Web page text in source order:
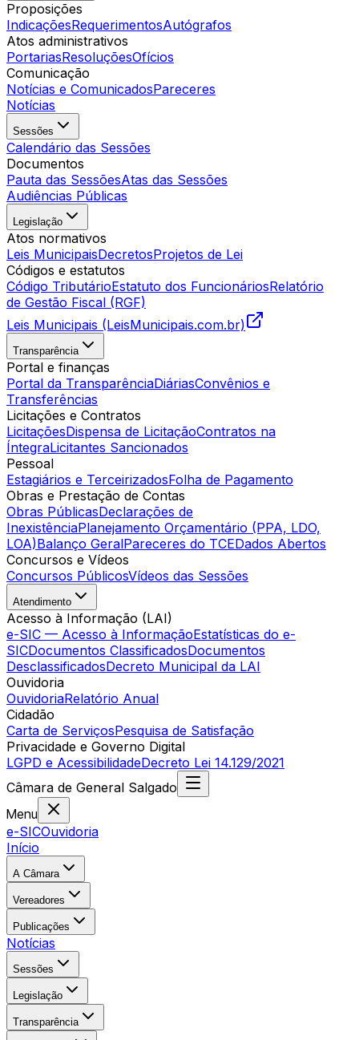
Proposições
IndicaçõesRequerimentosAutógrafos
Atos administrativos
PortariasResoluçõesOfícios
Comunicação
Notícias e ComunicadosPareceres
Notícias
Sessões
Calendário das Sessões
Documentos
Pauta das SessõesAtas das Sessões
Audiências Públicas
Legislação
Atos normativos
Leis MunicipaisDecretosProjetos de Lei
Códigos e estatutos
Código TributárioEstatuto dos FuncionáriosRelatório
de Gestão Fiscal (RGF)
Leis Municipais (LeisMunicipais.com.br)
Transparência
Portal e finanças
Portal da TransparênciaDiáriasConvênios e
Transferências
Licitações e Contratos
LicitaçõesDispensa de LicitaçãoContratos na
ÍntegraLicitantes Sancionados
Pessoal
Estagiários e TerceirizadosFolha de Pagamento
Obras e Prestação de Contas
Obras PúblicasDeclarações de
InexistênciaPlanejamento Orçamentário (PPA, LDO,
LOA)Balanço GeralPareceres do TCEDados Abertos
Concursos e Vídeos
Concursos PúblicosVídeos das Sessões
Atendimento
Acesso à Informação (LAI)
e-SIC — Acesso à InformaçãoEstatísticas do e-
SICDocumentos ClassificadosDocumentos
DesclassificadosDecreto Municipal da LAI
Ouvidoria
OuvidoriaRelatório Anual
Cidadão
Carta de ServiçosPesquisa de Satisfação
Privacidade e Governo Digital
LGPD e AcessibilidadeDecreto Lei 14.129/2021
Câmara de General Salgado
Menu
e-SICOuvidoria
Início
A Câmara
Vereadores
Publicações
Notícias
Sessões
Legislação
Transparência